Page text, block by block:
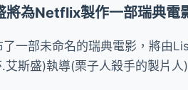
將為Netflix製作一部瑞典電
一部未命名的瑞典電影，將由
艾斯盛)執導(栗子人殺手的製片人